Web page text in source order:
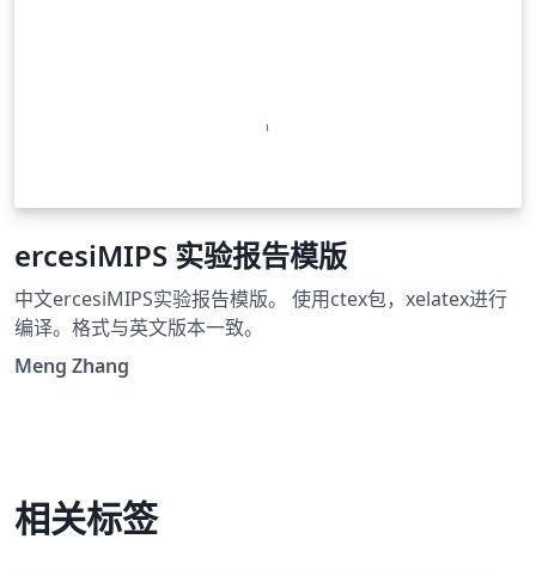
ercesiMIPS 实验报告模版
中文ercesiMIPS实验报告模版。 使用ctex包，xelatex进行
编译。格式与英文版本一致。
Meng Zhang
相关标签